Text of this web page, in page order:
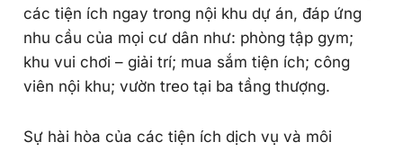
các tiện ích ngay trong nội khu dự án, đáp ứng
nhu cầu của mọi cư dân như: phòng tập gym;
khu vui chơi – giải trí; mua sắm tiện ích; công
viên nội khu; vườn treo tại ba tầng thượng.
Sự hài hòa của các tiện ích dịch vụ và môi